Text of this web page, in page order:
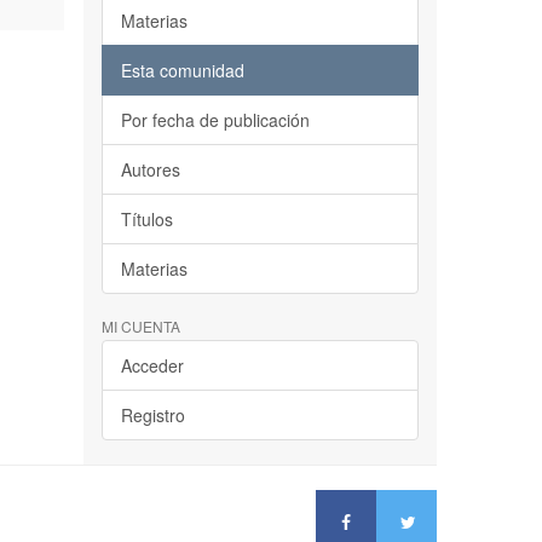
Materias
Esta comunidad
Por fecha de publicación
Autores
Títulos
Materias
MI CUENTA
Acceder
Registro